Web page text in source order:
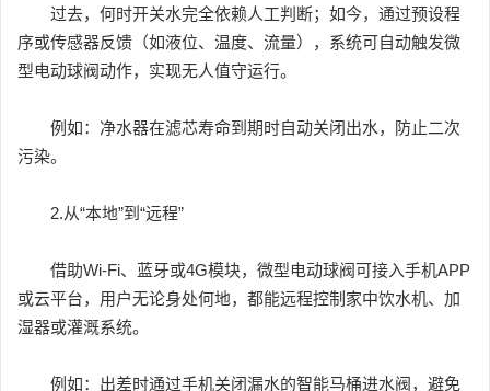
过去，何时开关水完全依赖人工判断；如今，通过预设程
序或传感器反馈（如液位、温度、流量），系统可自动触发微
型电动球阀动作，实现无人值守运行。
例如：净水器在滤芯寿命到期时自动关闭出水，防止二次
污染。
2.从“本地”到“远程”
借助Wi-Fi、蓝牙或4G模块，微型电动球阀可接入手机APP
或云平台，用户无论身处何地，都能远程控制家中饮水机、加
湿器或灌溉系统。
例如：出差时通过手机关闭漏水的智能马桶进水阀，避免